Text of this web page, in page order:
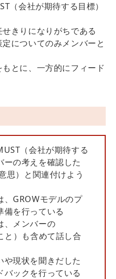
（会社が期待する目標）
きりになりがちである
についてのみメンバーと
とに、一方的にフィード
（会社が期待する
ーの考えを確認した
思）と関連付けよう
、GROWモデルのプ
備を行っている
、メンバーの
と）も含めて話し合
や現状を聞きだした
バックを行っている